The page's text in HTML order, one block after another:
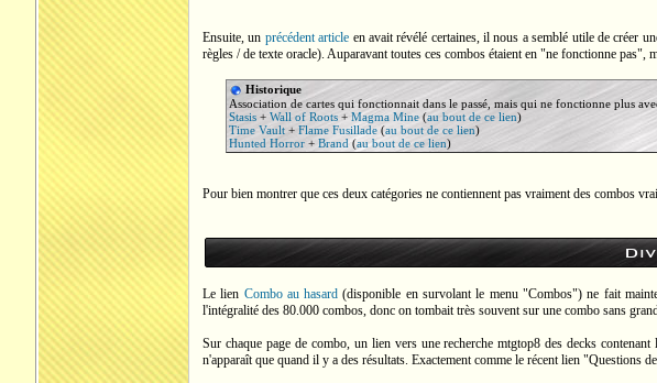
Ensuite, un précédent article en avait révélé certaines, il nous a semblé utile de créer
règles / de texte oracle). Auparavant toutes ces combos étaient en "ne fonctionne pas",
Historique
Association de cartes qui fonctionnait dans le passé, mais qui ne fonctionne plus
Stasis +Wall of Roots +Magma Mine (au bout de ce lien)
Time Vault +Flame Fusillade (au bout de ce lien)
Hunted Horror +Brand (au bout de ce lien)
Pour bien montrer que ces deux catégories ne contiennent pas vraiment des combos
Le lien Combo au hasard (disponible en survolant le menu "Combos") ne fait
l'intégralité des 80.000 combos, donc on tombait très souvent sur une combo sans
Sur chaque page de combo, un lien vers une recherche mtgtop8 des decks
n'apparaît que quand il y a des résultats. Exactement comme le récent lien "Questions